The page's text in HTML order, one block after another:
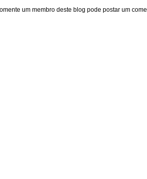
um membro deste blog pode postar um